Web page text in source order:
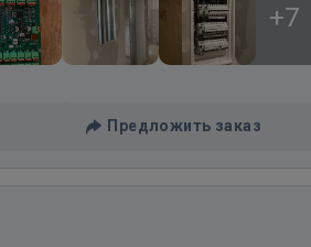
+7
Предложить заказ